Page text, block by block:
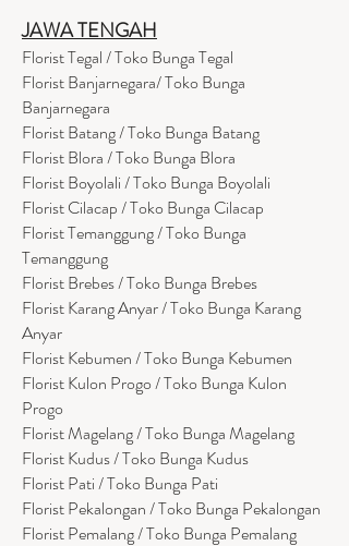
JAWA TENGAH
Florist Tegal / Toko Bunga Tegal
Florist Banjarnegara/ Toko Bunga
Banjarnegara
Florist Batang / Toko Bunga Batang
Florist Blora / Toko Bunga Blora
Florist Boyolali / Toko Bunga Boyolali
Florist Cilacap / Toko Bunga Cilacap
Florist Temanggung / Toko Bunga
Temanggung
Florist Brebes / Toko Bunga Brebes
Florist Karang Anyar / Toko Bunga Karang
Anyar
Florist Kebumen / Toko Bunga Kebumen
Florist Kulon Progo / Toko Bunga Kulon
Progo
Florist Magelang / Toko Bunga Magelang
Florist Kudus / Toko Bunga Kudus
Florist Pati / Toko Bunga Pati
Florist Pekalongan / Toko Bunga Pekalongan
Florist Pemalang / Toko Bunga Pemalang